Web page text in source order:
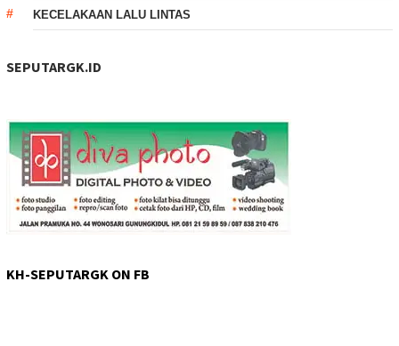
KECELAKAAN LALU LINTAS
SEPUTARGK.ID
KH-SEPUTARGK ON FB